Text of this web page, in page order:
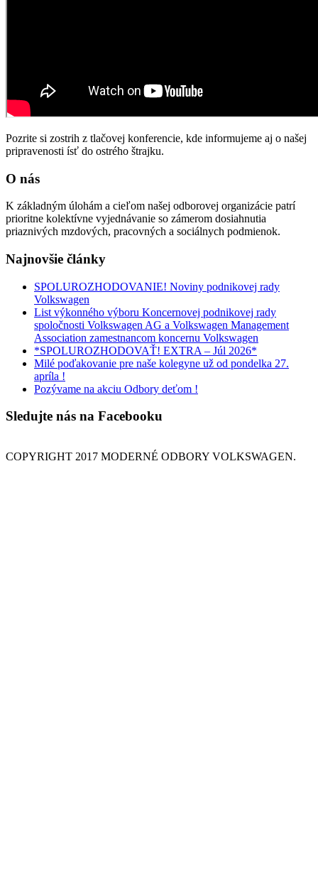
Pozrite si zostrih z tlačovej konferencie, kde informujeme aj o našej
pripravenosti ísť do ostrého štrajku.
O nás
K základným úlohám a cieľom našej odborovej organizácie patrí
prioritne kolektívne vyjednávanie so zámerom dosiahnutia
priaznivých mzdových, pracovných a sociálnych podmienok.
Najnovšie články
SPOLUROZHODOVANIE! Noviny podnikovej rady
Volkswagen
List výkonného výboru Koncernovej podnikovej rady
spoločnosti Volkswagen AG a Volkswagen Management
Association zamestnancom koncernu Volkswagen
*SPOLUROZHODOVAŤ! EXTRA – Júl 2026*
Milé poďakovanie pre naše kolegyne už od pondelka 27.
apríla !
Pozývame na akciu Odbory deťom !
Sledujte nás na Facebooku
COPYRIGHT 2017 MODERNÉ ODBORY VOLKSWAGEN.